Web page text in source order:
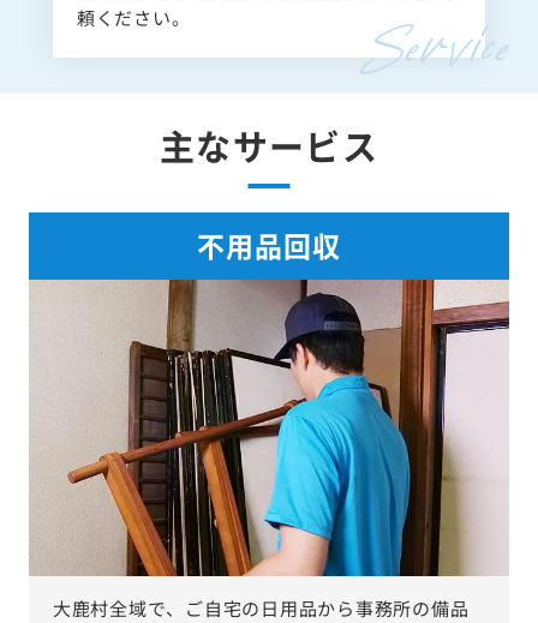
頼ください。
主なサービス
不用品回収
大鹿村全域で、ご自宅の日用品から事務所の備品